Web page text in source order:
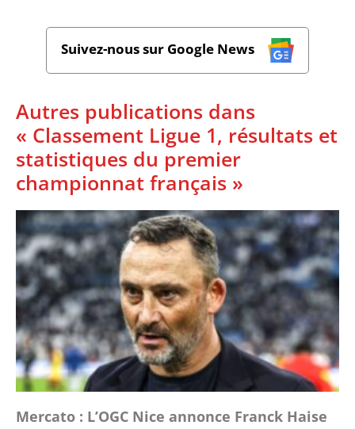
Suivez-nous sur Google News
Autres publications dans
« Classement Ligue 1, résultats et
statistiques du premier
championnat français »
Mercato : L’OGC Nice annonce Franck Haise